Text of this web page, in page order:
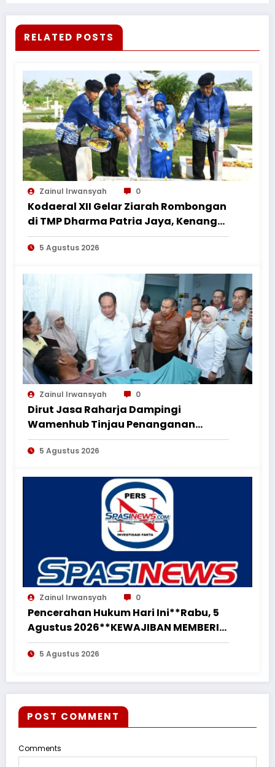
RELATED POSTS
Zainul Irwansyah 0
Kodaeral XII Gelar Ziarah Rombongan
di TMP Dharma Patria Jaya, Kenang
Jasa Pahlawan dalam Peringatan
HUT ke-1
5 Agustus 2026
Zainul Irwansyah 0
Dirut Jasa Raharja Dampingi
Wamenhub Tinjau Penanganan
Korban KM Mutiara Sentosa II di RS
PHC Surabaya
5 Agustus 2026
Zainul Irwansyah 0
Pencerahan Hukum Hari Ini**Rabu, 5
Agustus 2026**KEWAJIBAN MEMBERI
NAFKAH PASCA-PERCERAIAN KEPADA
MANTAN ISTRI DAN ANAK MASIH
5 Agustus 2026
POST COMMENT
Comments